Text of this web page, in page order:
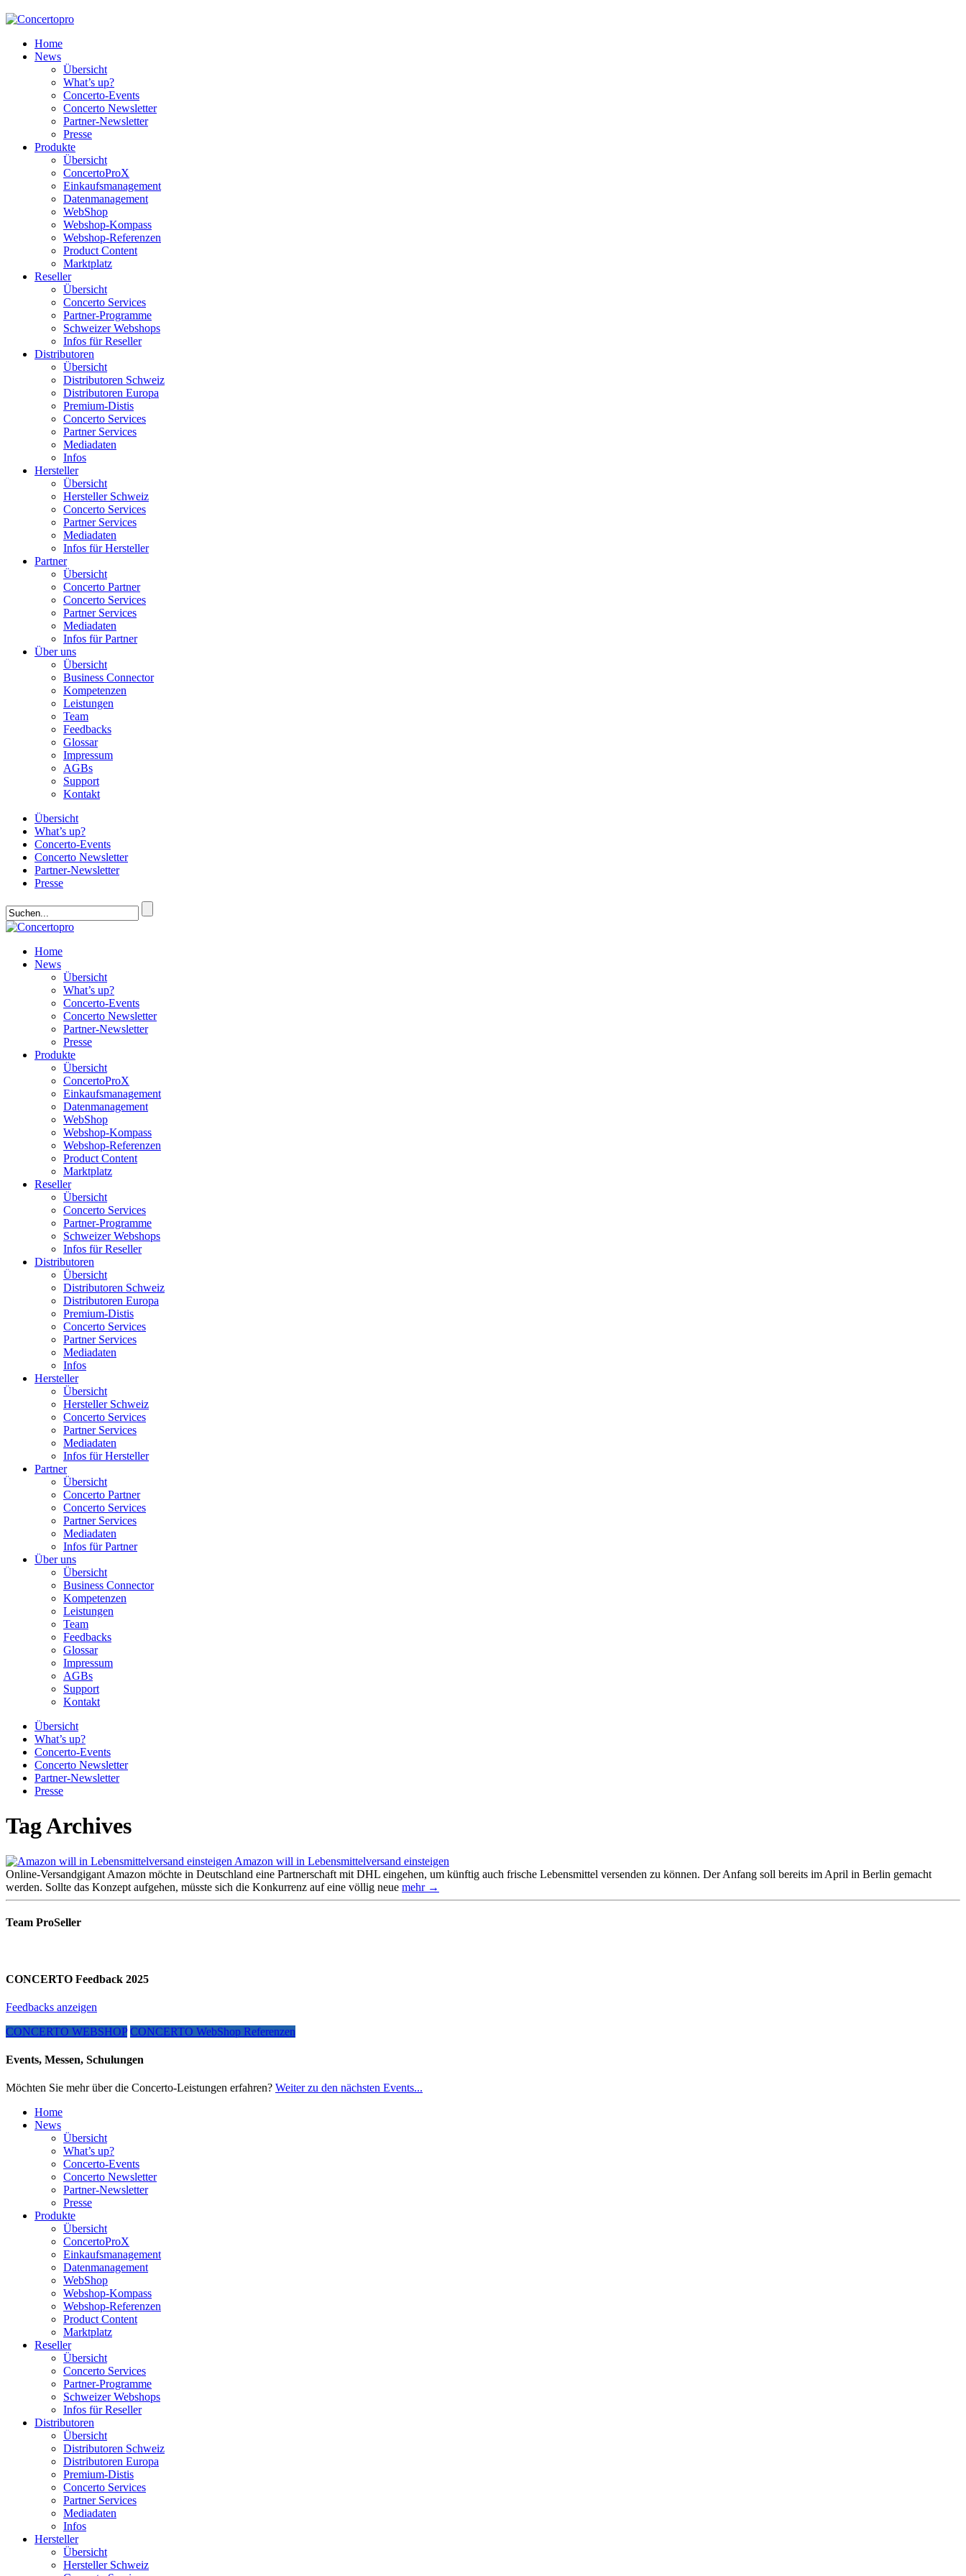
Home
News
Übersicht
What’s up?
Concerto-Events
Concerto Newsletter
Partner-Newsletter
Presse
Produkte
Übersicht
ConcertoProX
Einkaufsmanagement
Datenmanagement
WebShop
Webshop-Kompass
Webshop-Referenzen
Product Content
Marktplatz
Reseller
Übersicht
Concerto Services
Partner-Programme
Schweizer Webshops
Infos für Reseller
Distributoren
Übersicht
Distributoren Schweiz
Distributoren Europa
Premium-Distis
Concerto Services
Partner Services
Mediadaten
Infos
Hersteller
Übersicht
Hersteller Schweiz
Concerto Services
Partner Services
Mediadaten
Infos für Hersteller
Partner
Übersicht
Concerto Partner
Concerto Services
Partner Services
Mediadaten
Infos für Partner
Über uns
Übersicht
Business Connector
Kompetenzen
Leistungen
Team
Feedbacks
Glossar
Impressum
AGBs
Support
Kontakt
Übersicht
What’s up?
Concerto-Events
Concerto Newsletter
Partner-Newsletter
Presse
Home
News
Übersicht
What’s up?
Concerto-Events
Concerto Newsletter
Partner-Newsletter
Presse
Produkte
Übersicht
ConcertoProX
Einkaufsmanagement
Datenmanagement
WebShop
Webshop-Kompass
Webshop-Referenzen
Product Content
Marktplatz
Reseller
Übersicht
Concerto Services
Partner-Programme
Schweizer Webshops
Infos für Reseller
Distributoren
Übersicht
Distributoren Schweiz
Distributoren Europa
Premium-Distis
Concerto Services
Partner Services
Mediadaten
Infos
Hersteller
Übersicht
Hersteller Schweiz
Concerto Services
Partner Services
Mediadaten
Infos für Hersteller
Partner
Übersicht
Concerto Partner
Concerto Services
Partner Services
Mediadaten
Infos für Partner
Über uns
Übersicht
Business Connector
Kompetenzen
Leistungen
Team
Feedbacks
Glossar
Impressum
AGBs
Support
Kontakt
Übersicht
What’s up?
Concerto-Events
Concerto Newsletter
Partner-Newsletter
Presse
Tag Archives
Amazon will in Lebensmittelversand einsteigen
Online-Versandgigant Amazon möchte in Deutschland eine Partnerschaft mit DHL eingehen, um künftig auch frische Lebensmittel versenden zu können. Der Anfang soll bereits im April in Berlin gemacht
werden. Sollte das Konzept aufgehen, müsste sich die Konkurrenz auf eine völlig neue mehr →
Team ProSeller
CONCERTO Feedback 2025
Feedbacks anzeigen
CONCERTO WEBSHOP CONCERTO WebShop Referenzen
Events, Messen, Schulungen
Möchten Sie mehr über die Concerto-Leistungen erfahren? Weiter zu den nächsten Events...
Home
News
Übersicht
What’s up?
Concerto-Events
Concerto Newsletter
Partner-Newsletter
Presse
Produkte
Übersicht
ConcertoProX
Einkaufsmanagement
Datenmanagement
WebShop
Webshop-Kompass
Webshop-Referenzen
Product Content
Marktplatz
Reseller
Übersicht
Concerto Services
Partner-Programme
Schweizer Webshops
Infos für Reseller
Distributoren
Übersicht
Distributoren Schweiz
Distributoren Europa
Premium-Distis
Concerto Services
Partner Services
Mediadaten
Infos
Hersteller
Übersicht
Hersteller Schweiz